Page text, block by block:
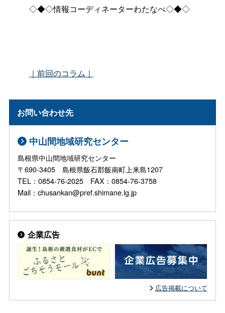
◇◆◇情報コーディネーターわたなべ◇◆◇
｜前回のコラム｜
お問い合わせ先
中山間地域研究センター
島根県中山間地域研究センター
〒690-3405 島根県飯石郡飯南町上来島1207
TEL：0854-76-2025 FAX：0854-76-3758
Mail：chusankan@pref.shimane.lg.jp
企業広告
広告掲載について